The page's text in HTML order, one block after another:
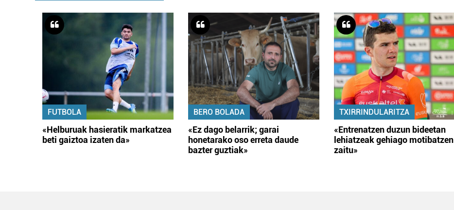
FUTBOLA
«Helburuak hasieratik markatzea
beti gaiztoa izaten da»
BERO BOLADA
«Ez dago belarrik; garai
honetarako oso erreta daude
bazter guztiak»
TXIRRINDULARITZA
«Entrenatzen duzun bideetan
lehiatzeak gehiago motibatzen
zaitu»